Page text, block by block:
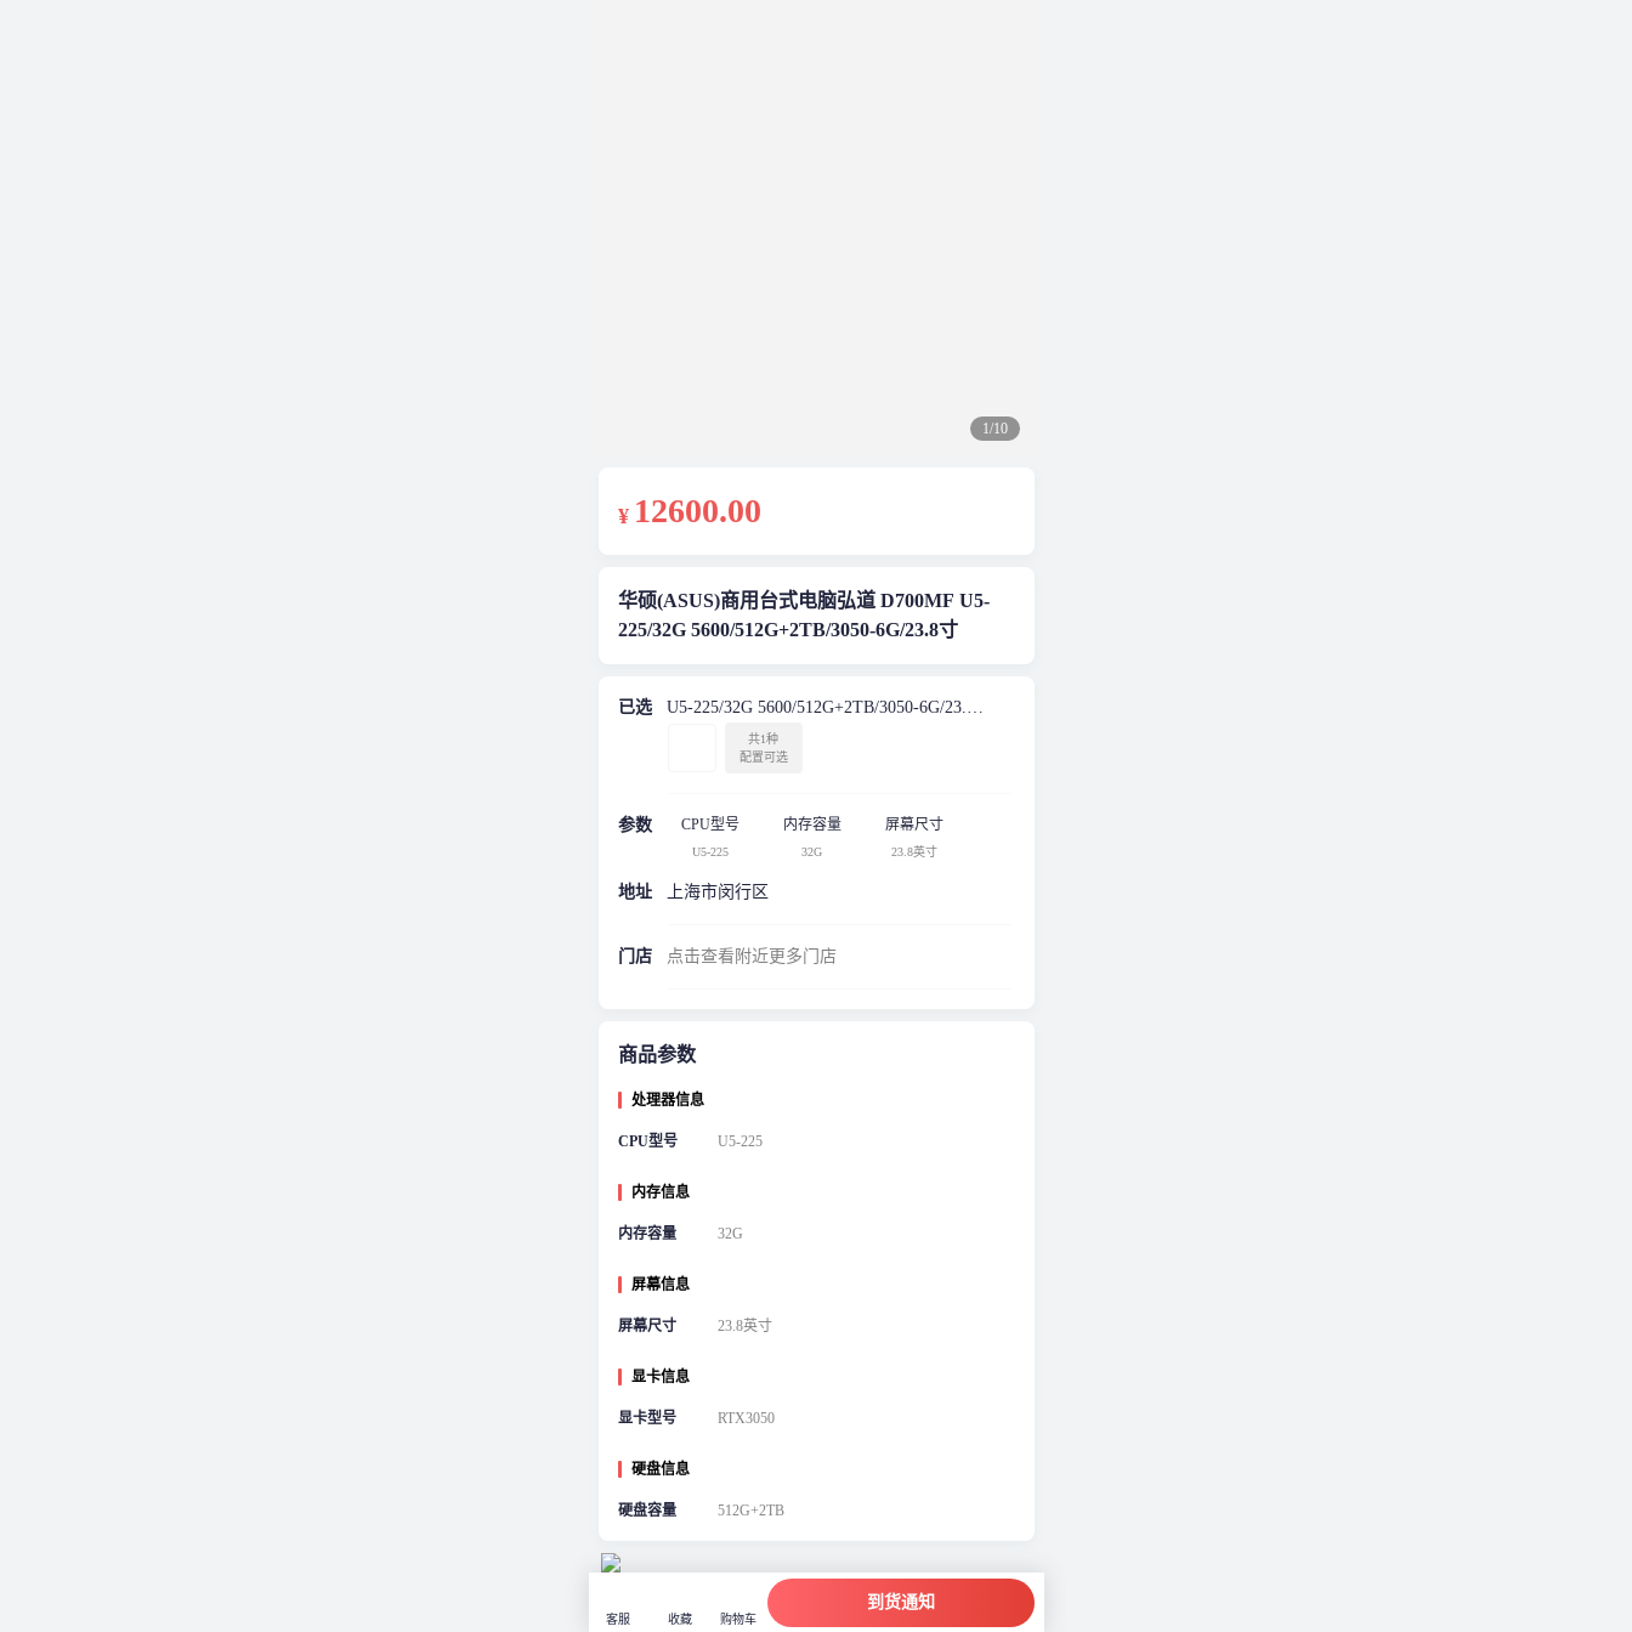
1/10
¥ 12600.00
华硕(ASUS)商用台式电脑弘道 D700MF U5-
225/32G 5600/512G+2TB/3050-6G/23.8寸
已选
U5-225/32G 5600/512G+2TB/3050-6G/23.8
共1种
配置可选
参数 CPU型号
U5-225
内存容量
32G
屏幕尺寸
23.8英寸
地址 上海市闵行区
门店 点击查看附近更多门店
商品参数
处理器信息
CPU型号 U5-225
内存信息
内存容量 32G
屏幕信息
屏幕尺寸 23.8英寸
显卡信息
显卡型号 RTX3050
硬盘信息
硬盘容量 512G+2TB
客服 收藏 购物车
到货通知